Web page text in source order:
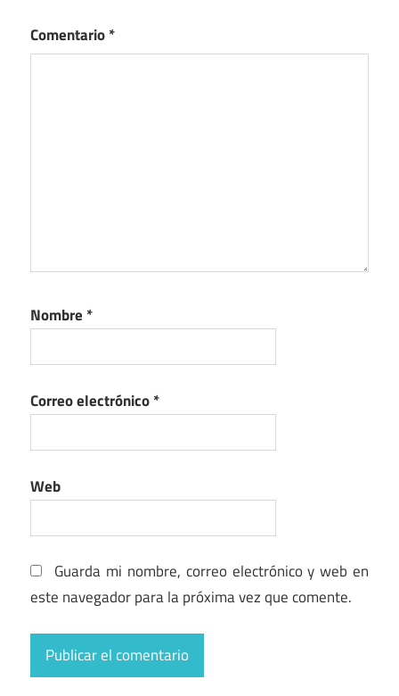
Comentario*
Nombre *
Correo electrónico*
Web
Guarda mi nombre, correo electrónico y web en
este navegador para la próxima vez que comente.